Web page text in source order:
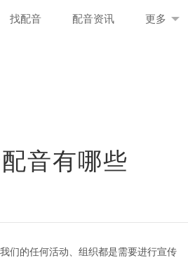
找配音 配音资讯 更多
音有哪些
们的任何活动、组织都是需要进行宣传